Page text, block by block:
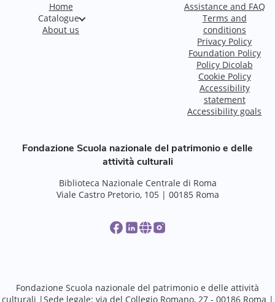
Home
Catalogue
About us
Assistance and FAQ
Terms and
conditions
Privacy Policy
Foundation Policy
Policy Dicolab
Cookie Policy
Accessibility
statement
Accessibility goals
Fondazione Scuola nazionale del patrimonio e delle
attività culturali
Biblioteca Nazionale Centrale di Roma
Viale Castro Pretorio, 105 | 00185 Roma
Fondazione Scuola nazionale del patrimonio e delle attività
culturali |Sede legale: via del Collegio Romano, 27 - 00186 Roma |